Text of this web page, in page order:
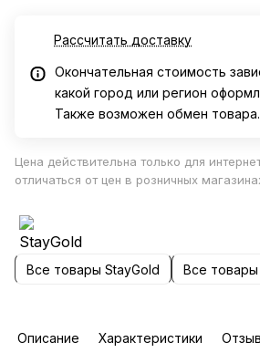
Рассчитать доставку
Окончательная стоимость
какой город или регион
Также возможен обмен товара.
Цена действительна только для
отличаться от цен в розничных
Все товары StayGold Все товары
Описание Характеристики